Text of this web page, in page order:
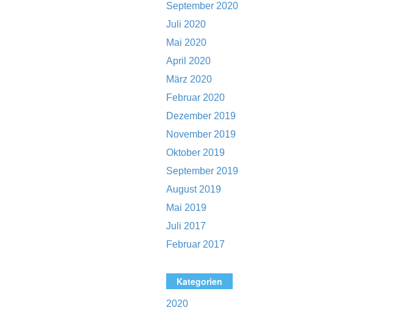
September 2020
Juli 2020
Mai 2020
April 2020
März 2020
Februar 2020
Dezember 2019
November 2019
Oktober 2019
September 2019
August 2019
Mai 2019
Juli 2017
Februar 2017
Kategorien
2020